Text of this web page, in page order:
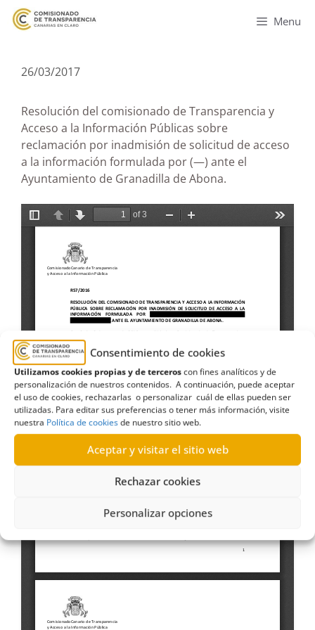
Consentimiento de cookies
Utilizamos cookies propias y de terceroscon fines analíticos y de
personalización de nuestros contenidos. A continuación, puede aceptar
el uso de cookies, rechazarlas o personalizar cuál de ellas pueden ser
utilizadas. Para editar sus preferencias o tener más información, visite
nuestra Política de cookiesde nuestro sitio web.
Aceptar y visitar el sitio web
Rechazar cookies
Personalizar opciones
Menu
26/03/2017
Resolución del comisionado de Transparencia y
Acceso a la Información Públicas sobre
reclamación por inadmisión de solicitud de acceso
a la información formulada por (—) ante el
Ayuntamiento de Granadilla de Abona.